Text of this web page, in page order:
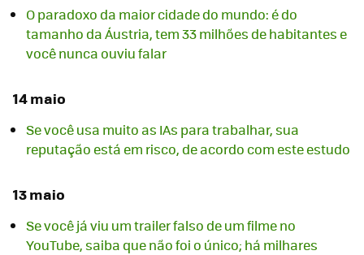
O paradoxo da maior cidade do mundo: é do
tamanho da Áustria, tem 33 milhões de habitantes e
você nunca ouviu falar
14 maio
Se você usa muito as IAs para trabalhar, sua
reputação está em risco, de acordo com este estudo
13 maio
Se você já viu um trailer falso de um filme no
YouTube, saiba que não foi o único; há milhares